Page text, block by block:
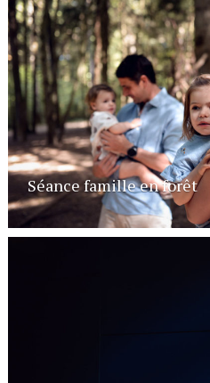
Séance famille en forêt